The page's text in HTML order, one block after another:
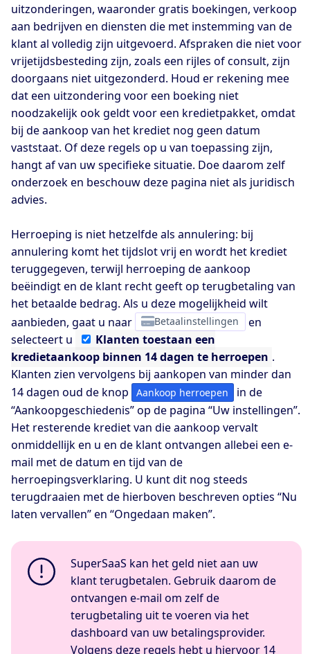
uitzonderingen, waaronder gratis boekingen, verkoop
aan bedrijven en diensten die met instemming van de
klant al volledig zijn uitgevoerd. Afspraken die niet voor
vrijetijdsbesteding zijn, zoals een rijles of consult, zijn
doorgaans niet uitgezonderd. Houd er rekening mee
dat een uitzondering voor een boeking niet
noodzakelijk ook geldt voor een kredietpakket, omdat
bij de aankoop van het krediet nog geen datum
vaststaat. Of deze regels op u van toepassing zijn,
hangt af van uw specifieke situatie. Doe daarom zelf
onderzoek en beschouw deze pagina niet als juridisch
advies.
Herroeping is niet hetzelfde als annulering: bij
annulering komt het tijdslot vrij en wordt het krediet
teruggegeven, terwijl herroeping de aankoop
beëindigt en de klant recht geeft op terugbetaling van
het betaalde bedrag. Als u deze mogelijkheid wilt
aanbieden, gaat u naar
Betaalinstellingen
en
selecteert u
Klanten toestaan een
kredietaankoop binnen 14 dagen te herroepen .
Klanten zien vervolgens bij aankopen van minder dan
14 dagen oud de knop
Aankoop herroepen
in de
“Aankoopgeschiedenis” op de pagina “Uw instellingen”.
Het resterende krediet van die aankoop vervalt
onmiddellijk en u en de klant ontvangen allebei een e-
mail met de datum en tijd van de
herroepingsverklaring. U kunt dit nog steeds
terugdraaien met de hierboven beschreven opties “Nu
laten vervallen” en “Ongedaan maken”.
SuperSaaS kan het geld niet aan uw
klant terugbetalen. Gebruik daarom de
ontvangen e-mail om zelf de
terugbetaling uit te voeren via het
dashboard van uw betalingsprovider.
Volgens deze regels hebt u hiervoor 14